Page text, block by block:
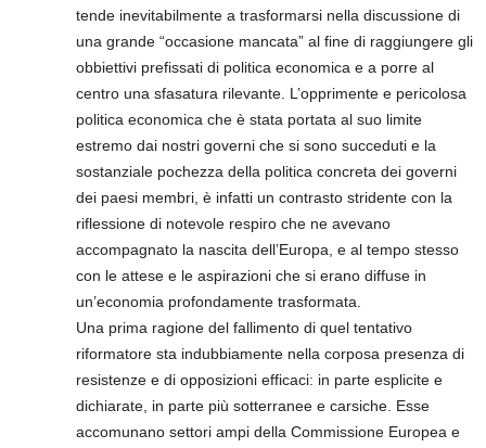
tende inevitabilmente a trasformarsi nella discussione di
una grande “occasione mancata” al fine di raggiungere gli
obbiettivi prefissati di politica economica e a porre al
centro una sfasatura rilevante. L’opprimente e pericolosa
politica economica che è stata portata al suo limite
estremo dai nostri governi che si sono succeduti e la
sostanziale pochezza della politica concreta dei governi
dei paesi membri, è infatti un contrasto stridente con la
riflessione di notevole respiro che ne avevano
accompagnato la nascita dell’Europa, e al tempo stesso
con le attese e le aspirazioni che si erano diffuse in
un’economia profondamente trasformata.
Una prima ragione del fallimento di quel tentativo
riformatore sta indubbiamente nella corposa presenza di
resistenze e di opposizioni efficaci: in parte esplicite e
dichiarate, in parte più sotterranee e carsiche. Esse
accomunano settori ampi della Commissione Europea e